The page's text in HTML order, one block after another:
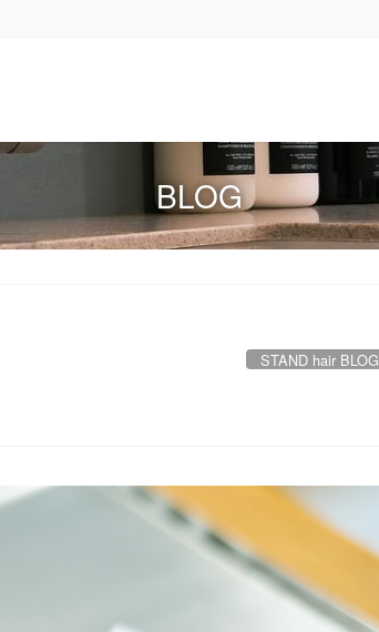
BLOG
STAND hair BLOG